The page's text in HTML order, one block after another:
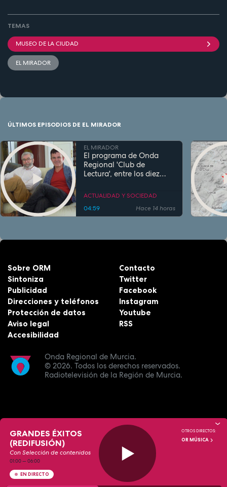
TEMAS
MUSEO DE LA CIUDAD
EL MIRADOR
ÚLTIMOS EPISODIOS DE EL MIRADOR
EL MIRADOR
El programa de Onda
Regional 'Club de
Lectura', entre los diez
España en su género
ACTUALIDAD Y SOCIEDAD
04:59
Hace 14 horas
Onda Regional de Murcia.
© 2026. Todos los derechos reservados.
Radiotelevisión de la Región de Murcia.
Sobre ORM
Sintoniza
Publicidad
Direcciones y teléfonos
Protección de datos
Aviso legal
Accesibilidad
Contacto
Twitter
Facebook
Instagram
Youtube
RSS
GRANDES ÉXITOS
(REDIFUSIÓN)
Con Selección de contenidos
01:00—06:00
EN DIRECTO
OTROS DIRECTOS:
OR MÚSICA